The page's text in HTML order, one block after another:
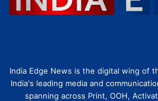
India Edge News is the digital wing of
India's leading media and
spanning across Print, OOH,